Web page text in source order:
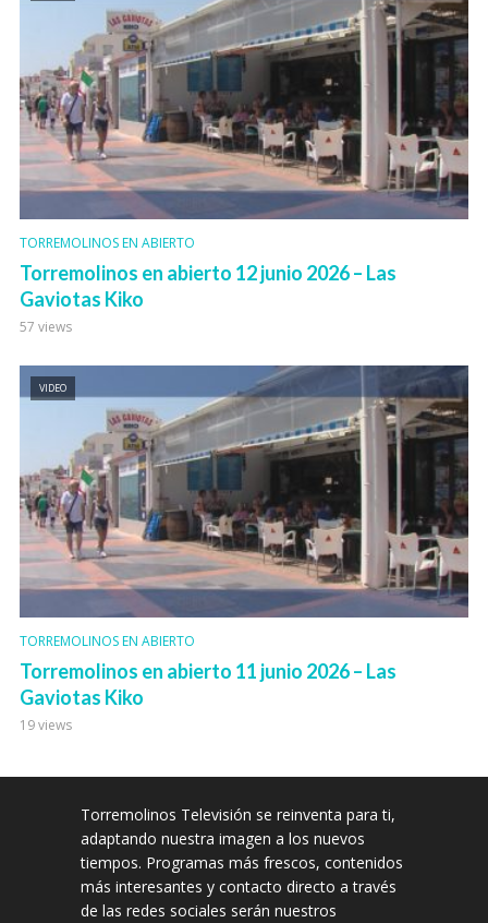
TORREMOLINOS EN ABIERTO
Torremolinos en abierto 12 junio 2026 – Las
Gaviotas Kiko
57 views
VIDEO
TORREMOLINOS EN ABIERTO
Torremolinos en abierto 11 junio 2026 – Las
Gaviotas Kiko
19 views
Torremolinos Televisión se reinventa para ti,
adaptando nuestra imagen a los nuevos
tiempos. Programas más frescos, contenidos
más interesantes y contacto directo a través
de las redes sociales serán nuestros